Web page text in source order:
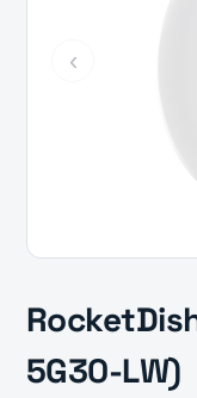
‹
5G30-LW)